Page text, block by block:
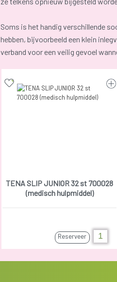
Soms is het handig verschillende
hebben, bijvoorbeeld een klein
verband voor een veilig gevoel
TENA SLIP JUNIOR 32 st 700028
(medisch hulpmiddel)
Reserveer